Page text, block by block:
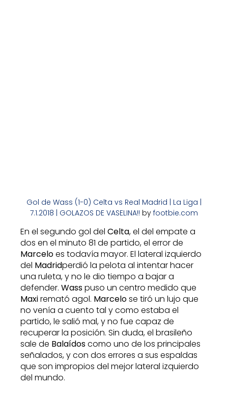
Gol de Wass (1-0) Celta vs Real Madrid | La Liga |
7.1.2018 | GOLAZOS DE VASELINA!! by footbie.com
En el segundo gol del Celta, el del empate a
dos en el minuto 81 de partido, el error de
Marceloes todavía mayor. El lateral izquierdo
del Madridperdió la pelota al intentar hacer
una ruleta, y no le dio tiempo a bajar a
defender. Wasspuso un centro medido que
Maxiremató agol. Marcelose tiró un lujo que
no venía a cuento tal y como estaba el
partido, le salió mal, y no fue capaz de
recuperar la posición. Sin duda, el brasileño
sale de Balaídoscomo uno de los principales
señalados, y con dos errores a sus espaldas
que son impropios del mejor lateral izquierdo
del mundo.